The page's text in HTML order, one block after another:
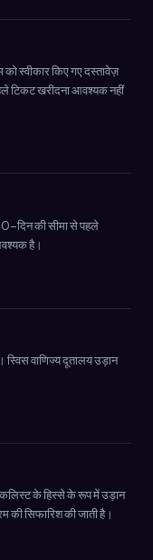
स्वीकार किए गए दस्तावेज़
टिकट खरीदना आवश्यक नहीं
दिन की सीमा से पहले
है।
वाणिज्य दूतालय उड़ान
के हिस्से के रूप में उड़ान
की सिफारिश की जाती है।